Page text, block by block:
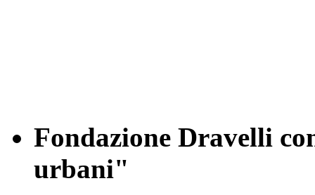
Fondazione Dravelli
urbani"